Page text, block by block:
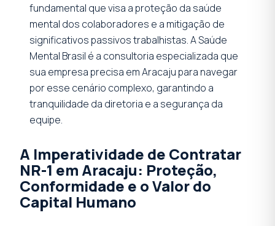
fundamental que visa a proteção da saúde
mental dos colaboradores e a mitigação de
significativos passivos trabalhistas. A Saúde
Mental Brasil é a consultoria especializada que
sua empresa precisa em Aracaju para navegar
por esse cenário complexo, garantindo a
tranquilidade da diretoria e a segurança da
equipe.
A Imperatividade de Contratar
NR-1 em Aracaju: Proteção,
Conformidade e o Valor do
Capital Humano